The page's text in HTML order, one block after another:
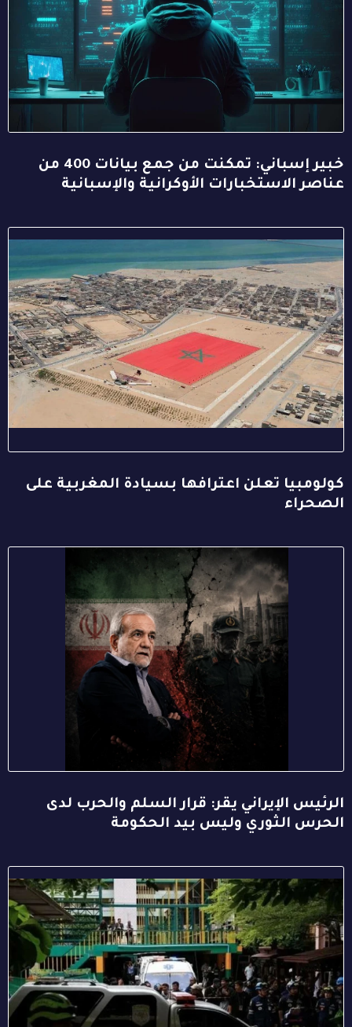
خبير إسباني: تمكنت من جمع بيانات 400 من
عناصر الاستخبارات الأوكرانية والإسبانية
كولومبيا تعلن اعترافها بسيادة المغربية على
الصحراء
الرئيس الإيراني يقر: قرار السلم والحرب لدى
الحرس الثوري وليس بيد الحكومة